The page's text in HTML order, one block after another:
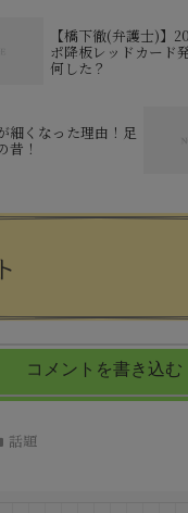
【橋下徹(弁護士)】
ポ降板レッドカード
何した？
細くなった理由！足
昔！
コメントを書き込む
話題